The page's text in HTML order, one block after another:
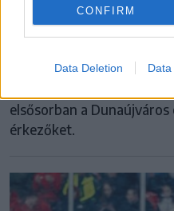
CONFIRM
Data Deletion Data
Erste Liga rajtjának
elsősorban a
érkezőket.